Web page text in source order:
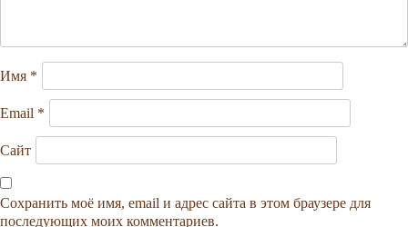
Имя *
Email *
Сайт
Сохранить моё имя, email и адрес сайта в этом браузере для
последующих моих комментариев.